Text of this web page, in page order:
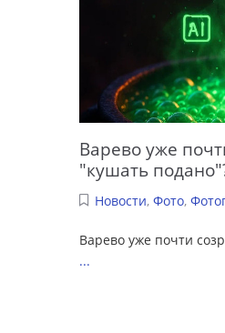
Варево уже
"кушать
Новости, Фото,
Варево уже почти
...